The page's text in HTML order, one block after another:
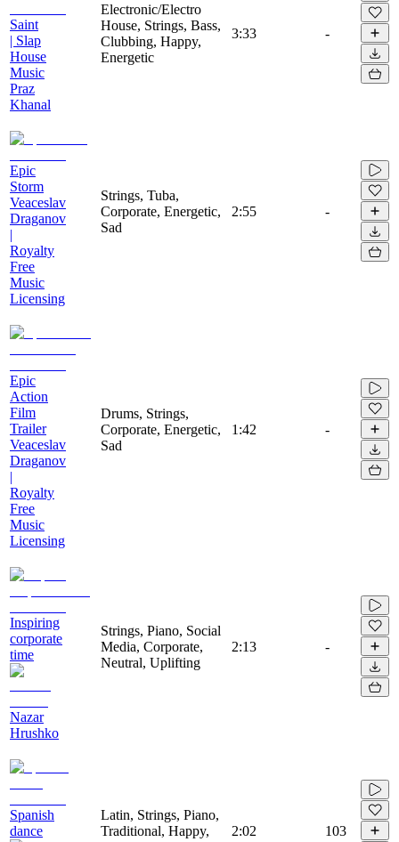
Saint
| Slap
House
Music
Praz
Khanal
Electronic/Electro
House, Strings, Bass,
Clubbing, Happy,
Energetic
3:33 -
Epic
Storm
Veaceslav
Draganov
|
Royalty
Free
Music
Licensing
Strings, Tuba,
Corporate, Energetic,
Sad
2:55 -
Epic
Action
Film
Trailer
Veaceslav
Draganov
|
Royalty
Free
Music
Licensing
Drums, Strings,
Corporate, Energetic,
Sad
1:42 -
Inspiring
corporate
time
Nazar
Hrushko
Strings, Piano, Social
Media, Corporate,
Neutral, Uplifting
2:13 -
Spanish
dance
Latin, Strings, Piano,
Traditional, Happy,
2:02 103